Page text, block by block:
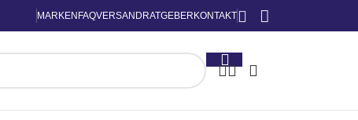
MARKEN FAQVERSAND RATGEBER KONTAKT